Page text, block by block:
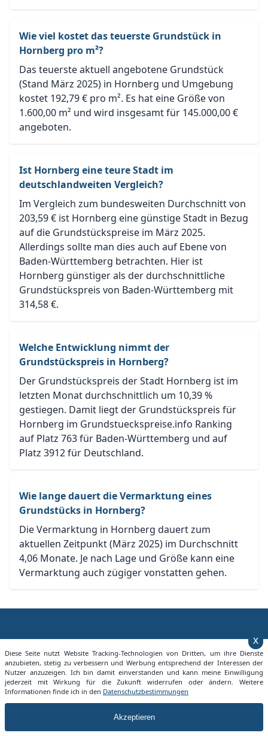
Wie viel kostet das teuerste Grundstück in
Hornberg pro m²?
Das teuerste aktuell angebotene Grundstück
(Stand März 2025) in Hornberg und Umgebung
kostet 192,79 € pro m². Es hat eine Größe von
1.600,00 m² und wird insgesamt für 145.000,00 €
angeboten.
Ist Hornberg eine teure Stadt im
deutschlandweiten Vergleich?
Im Vergleich zum bundesweiten Durchschnitt von
203,59 € ist Hornberg eine günstige Stadt in Bezug
auf die Grundstückspreise im März 2025.
Allerdings sollte man dies auch auf Ebene von
Baden-Württemberg betrachten. Hier ist
Hornberg günstiger als der durchschnittliche
Grundstückspreis von Baden-Württemberg mit
314,58 €.
Welche Entwicklung nimmt der
Grundstückspreis in Hornberg?
Der Grundstückspreis der Stadt Hornberg ist im
letzten Monat durchschnittlich um 10,39 %
gestiegen. Damit liegt der Grundstückspreis für
Hornberg im Grundstueckspreise.info Ranking
auf Platz 763 für Baden-Württemberg und auf
Platz 3912 für Deutschland.
Wie lange dauert die Vermarktung eines
Grundstücks in Hornberg?
Die Vermarktung in Hornberg dauert zum
aktuellen Zeitpunkt (März 2025) im Durchschnitt
4,06 Monate. Je nach Lage und Größe kann eine
Vermarktung auch zügiger vonstatten gehen.
Grundstückspreise Deutschland
Mit der Seite Grundstueckspreise.info bieten wir jedem
die Möglichkeit sich einen Überblick über aktuelle
Grundstücksangebote in seiner Nähe zu machen.
x
Diese Seite nutzt Website Tracking-Technologien von Dritten, um ihre Dienste
anzubieten, stetig zu verbessern und Werbung entsprechend der Interessen der
Nutzer anzuzeigen. Ich bin damit einverstanden und kann meine Einwilligung
jederzeit mit Wirkung für die Zukunft widerrufen oder ändern. Weitere
Informationen finde ich in den Datenschutzbestimmungen
Akzeptieren